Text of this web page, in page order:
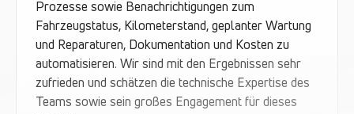
Prozesse sowie Benachrichtigungen zum
Fahrzeugstatus, Kilometerstand, geplanter Wartung
und Reparaturen, Dokumentation und Kosten zu
automatisieren. Wir sind mit den Ergebnissen sehr
zufrieden und schätzen die technische Expertise des
Teams sowie sein großes Engagement für dieses